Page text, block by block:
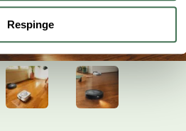
Respinge